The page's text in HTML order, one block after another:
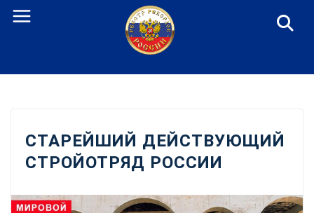
Перейти
СТАРЕЙШИЙ ДЕЙСТВУЮЩИЙ
СТРОЙОТРЯД РОССИИ